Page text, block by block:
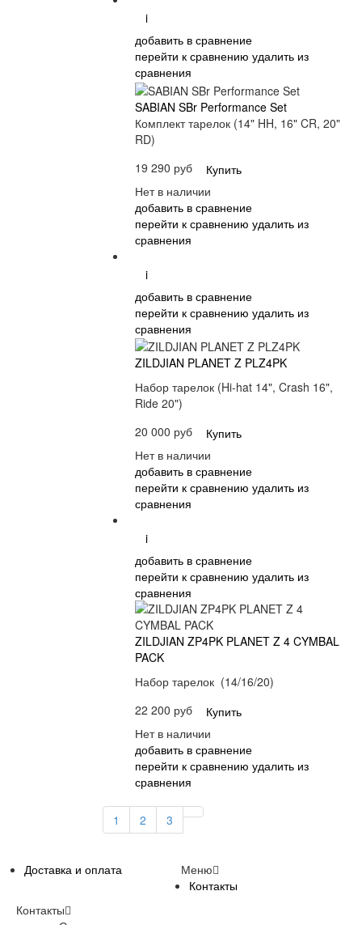
i
добавить в сравнение
перейти к сравнению удалить из
сравнения
SABIAN SBr Performance Set
Комплект тарелок (14" HH, 16" CR, 20"
RD)
19 290 руб
Купить
Нет в наличии
добавить в сравнение
перейти к сравнению удалить из
сравнения
i
добавить в сравнение
перейти к сравнению удалить из
сравнения
ZILDJIAN PLANET Z PLZ4PK
Набор тарелок (Hi-hat 14", Crash 16",
Ride 20")
20 000 руб
Купить
Нет в наличии
добавить в сравнение
перейти к сравнению удалить из
сравнения
i
добавить в сравнение
перейти к сравнению удалить из
сравнения
ZILDJIAN ZP4PK PLANET Z 4 CYMBAL
PACK
Набор тарелок (14/16/20)
22 200 руб
Купить
Нет в наличии
добавить в сравнение
перейти к сравнению удалить из
сравнения
1 2 3
Меню
Доставка и оплата
Контакты
Контакты